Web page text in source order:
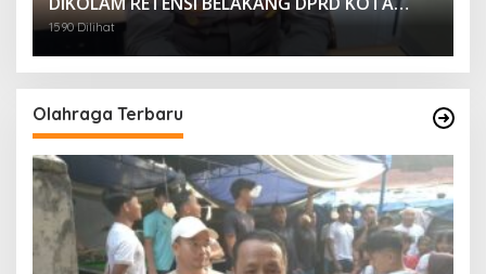
PALEMBANG TELAH DIRINGKUS ANGGOTA
1590 Dilihat
Olahraga Terbaru